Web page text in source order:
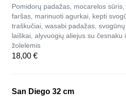
Pomidorų padažas, mocarelos sūris,
faršas, marinuoti agurkai, kepti
traškučiai, wasabi padažas, svogūnų
laiškai, alyvuogių aliejus su česnaku
žolelėmis
18,00 €
San Diego 32 cm